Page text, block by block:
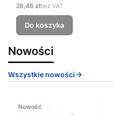
Cena
28,46 złbez VAT
Do koszyka
Nowości
Wszystkie nowości
Nowość